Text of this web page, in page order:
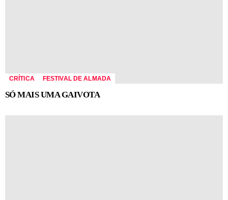
CRÍTICA FESTIVAL DE ALMADA
SÓ MAIS UMA GAIVOTA